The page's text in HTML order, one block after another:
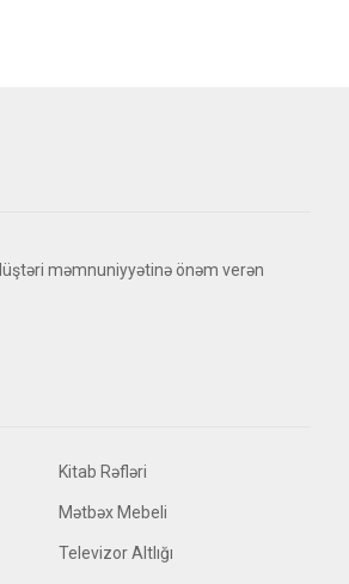
məmnuniyyətinə önəm verən
Kitab Rəfləri
Mətbəx Mebeli
Televizor Altlığı